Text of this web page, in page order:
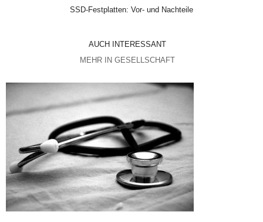
SSD-Festplatten: Vor- und Nachteile
AUCH INTERESSANT
MEHR IN GESELLSCHAFT